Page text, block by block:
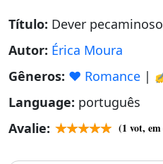
Título: Dever pecaminoso
Autor: Érica Moura
Gêneros: ❤️ Romance |
Language: português
Avalie:
(1 vot,